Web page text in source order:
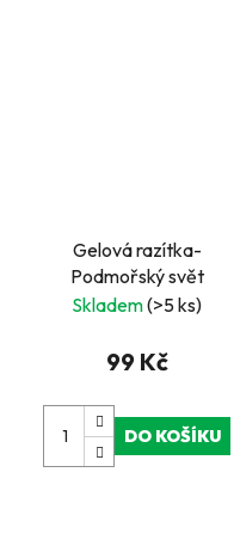
Gelová razítka-
Podmořský svět
Skladem(>5 ks)
99 Kč
DO KOŠÍKU